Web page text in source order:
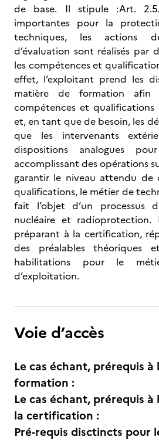
de base. Il stipule :Art.
importantes pour la
techniques, les actions
d’évaluation sont réalisés par
les compétences et
effet, l’exploitant prend les
matière de formation afin
compétences et qualifications
et, en tant que de besoin, les
que les intervenants
dispositions analogues
accomplissant des opérations
garantir le niveau attendu de
qualifications, le métier de
fait l’objet d’un processus
nucléaire et radioprotection.
préparant à la certification,
des préalables théoriques
habilitations pour le
d’exploitation.
Voie d’accès
Le cas échant, prérequis à
formation :
Le cas échant, prérequis
la certification :
Pré-requis disctincts pour